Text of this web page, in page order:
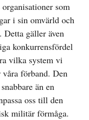
som
i sin omvärld och
Detta gäller även
konkurrensfördel
vilka system vi
förband. Den
än en
oss till den
militär förmåga.